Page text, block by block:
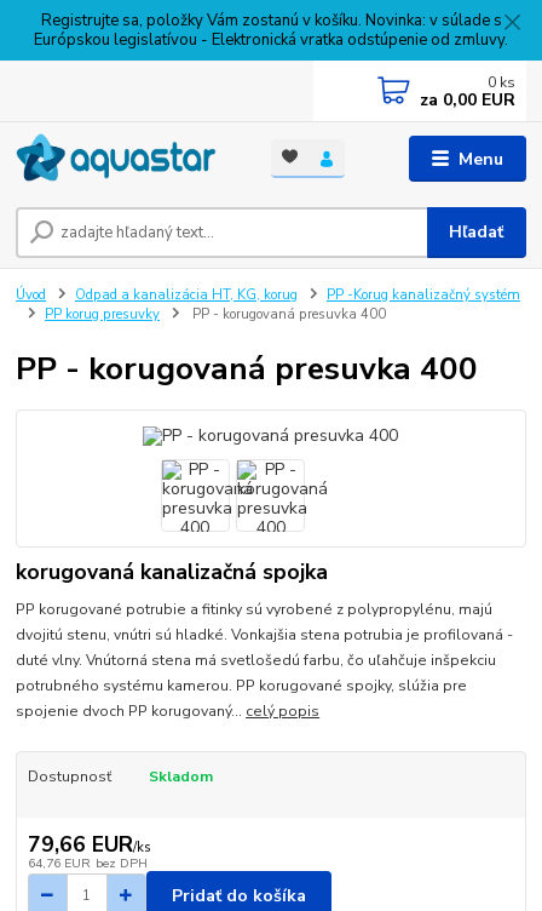
Registrujte sa, položky Vám zostanú v košíku. Novinka: v súlade s
Európskou legislatívou - Elektronická vratka odstúpenie od zmluvy.
Menu
Hľadať
0 ks
za 0,00 EUR
Úvod Odpad a kanalizácia HT, KG, korug
PP -Korug kanalizačný systém
PP korug presuvky
PP - korugovaná presuvka 400
PP - korugovaná presuvka 400
korugovaná kanalizačná spojka
PP korugované potrubie a fitinky sú vyrobené z polypropylénu, majú
dvojitú stenu, vnútri sú hladké. Vonkajšia stena potrubia je profilovaná -
duté vlny. Vnútorná stena má svetlošedú farbu, čo uľahčuje inšpekciu
potrubného systému kamerou. PP korugované spojky, slúžia pre
spojenie dvoch PP korugovaný... celý popis
Dostupnosť Skladom
79,66 EUR/ks
64,76 EUR bez DPH
Pridať do košíka